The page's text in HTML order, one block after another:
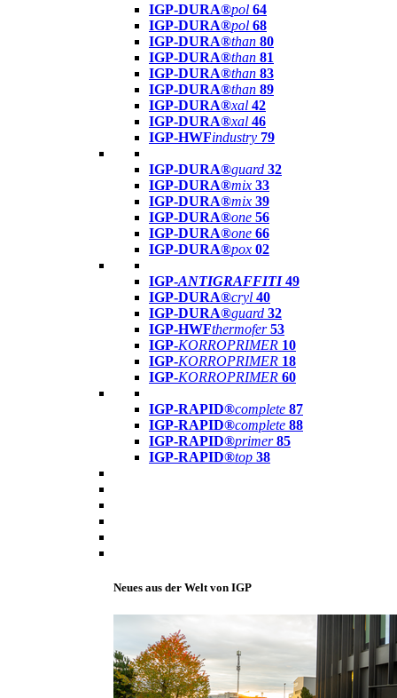
IGP-DURA®pol 64
IGP-DURA®pol 68
IGP-DURA®than 80
IGP-DURA®than 81
IGP-DURA®than 83
IGP-DURA®than 89
IGP-DURA®xal 42
IGP-DURA®xal 46
IGP-HWFindustry 79
IGP-DURA®guard 32
IGP-DURA®mix 33
IGP-DURA®mix 39
IGP-DURA®one 56
IGP-DURA®one 66
IGP-DURA®pox 02
IGP-ANTIGRAFFITI49
IGP-DURA®cryl 40
IGP-DURA®guard 32
IGP-HWFthermofer 53
IGP-KORROPRIMER 10
IGP-KORROPRIMER 18
IGP-KORROPRIMER 60
IGP-RAPID®complete 87
IGP-RAPID®complete 88
IGP-RAPID®primer 85
IGP-RAPID®top 38
Neues aus der Welt von IGP